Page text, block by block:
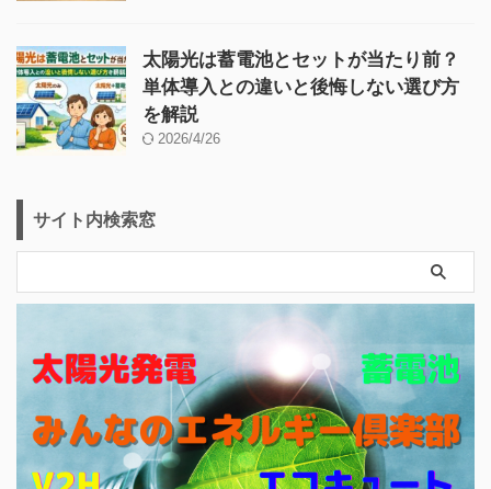
太陽光は蓄電池とセットが当たり前？
単体導入との違いと後悔しない選び方
を解説
2026/4/26
サイト内検索窓